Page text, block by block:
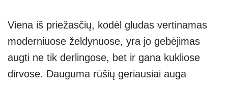
Viena iš priežasčių, kodėl gludas vertinamas
moderniuose želdynuose, yra jo gebėjimas
augti ne tik derlingose, bet ir gana kukliose
dirvose. Dauguma rūšių geriausiai auga